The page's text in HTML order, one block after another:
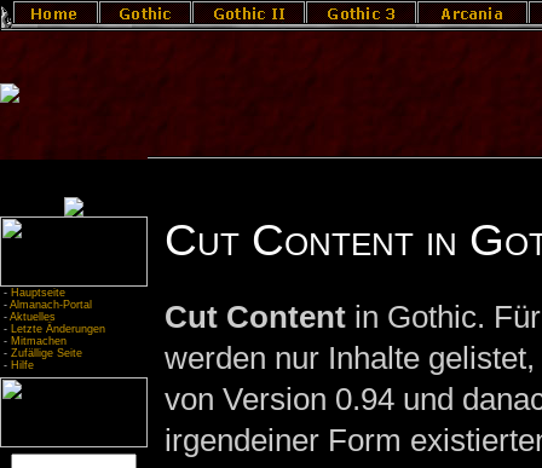
- Hauptseite
- Almanach-Portal
- Aktuelles
- Letzte Änderungen
- Mitmachen
- Zufällige Seite
- Hilfe
Cut Content in
Cut Contentin Gothic.
werden nur Inhalte
von Version 0.94 und
irgendeiner Form